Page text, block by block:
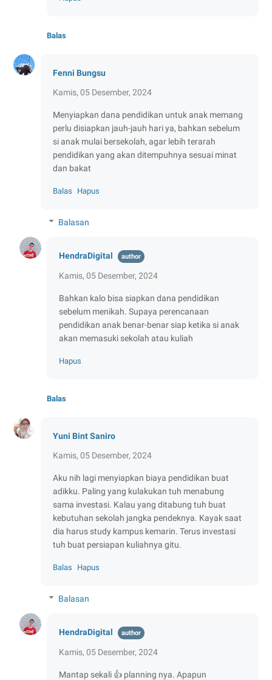
Balas
Fenni Bungsu
Kamis, 05 Desember, 2024
Menyiapkan dana pendidikan untuk anak memang
perlu disiapkan jauh-jauh hari ya, bahkan sebelum
si anak mulai bersekolah, agar lebih terarah
pendidikan yang akan ditempuhnya sesuai minat
dan bakat
Balas Hapus
Balasan
HendraDigital
Kamis, 05 Desember, 2024
Bahkan kalo bisa siapkan dana pendidikan
sebelum menikah. Supaya perencanaan
pendidikan anak benar-benar siap ketika si anak
akan memasuki sekolah atau kuliah
Hapus
Balas
Yuni Bint Saniro
Kamis, 05 Desember, 2024
Aku nih lagi menyiapkan biaya pendidikan buat
adikku. Paling yang kulakukan tuh menabung
sama investasi. Kalau yang ditabung tuh buat
kebutuhan sekolah jangka pendeknya. Kayak saat
dia harus study kampus kemarin. Terus investasi
tuh buat persiapan kuliahnya gitu.
Balas Hapus
Balasan
HendraDigital
Kamis, 05 Desember, 2024
Mantap sekali 👍 planning nya. Apapun